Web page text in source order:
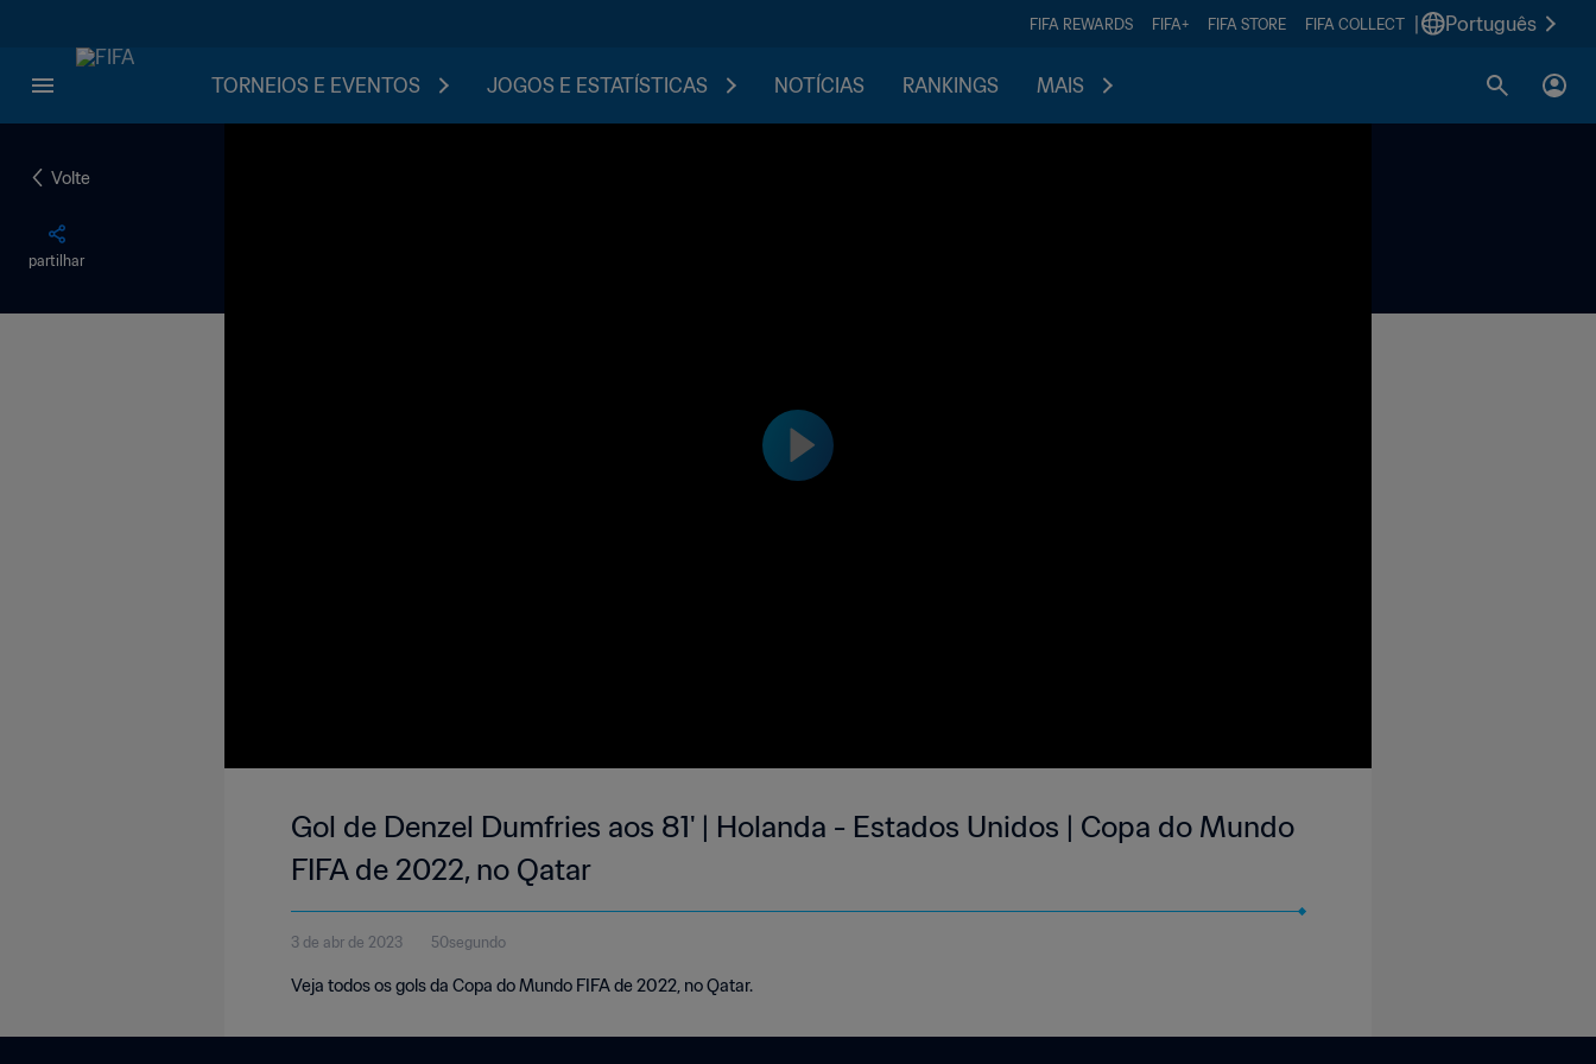
FIFA REWARDS FIFA+ FIFA STORE FIFA COLLECT Português
TORNEIOS E EVENTOS JOGOS E ESTATÍSTICAS NOTÍCIAS RANKINGS MAIS
Volte
partilhar
Gol de Denzel Dumfries aos 81' | Holanda - Estados Unidos | Copa do Mundo
FIFA de 2022, no Qatar
3 de abr de 2023 50segundo
Veja todos os gols da Copa do Mundo FIFA de 2022, no Qatar.